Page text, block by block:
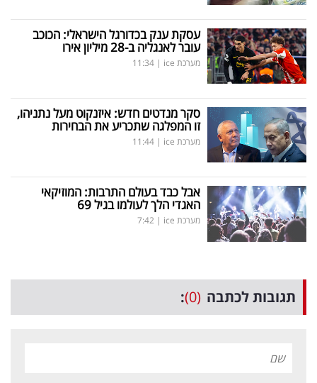
עסקת ענק בכדורגל הישראלי: הכוכב
עובר לאנגליה ב-28 מיליון אירו
מערכת ice |
11:34
סקר מנדטים חדש: איזנקוט מעל נתניהו,
זו המפלגה שתכריע את הבחירות
מערכת ice |
11:44
אבל כבד בעולם התרבות: המוזיקאי
האגדי הלך לעולמו בגיל 69
מערכת ice |
7:42
תגובות לכתבה (0)
: